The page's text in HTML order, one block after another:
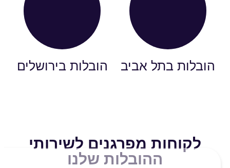
הובלות בתל אביב הובלות בירושלים
לקוחות מפרגנים לשירותי
ההובלות שלנו